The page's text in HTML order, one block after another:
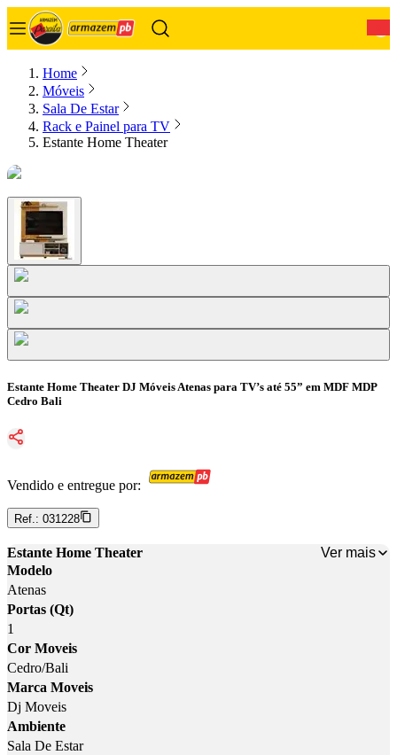
Home
Móveis
Sala De Estar
Rack e Painel para TV
Estante Home Theater
Estante Home Theater DJ Móveis Atenas para TV’s até 55” em MDF MDP
Cedro Bali
Vendido e entregue por:
Ref.: 031228
Estante Home Theater
Ver mais
Modelo
Atenas
Portas (Qt)
1
Cor Moveis
Cedro/Bali
Marca Moveis
Dj Moveis
Ambiente
Sala De Estar